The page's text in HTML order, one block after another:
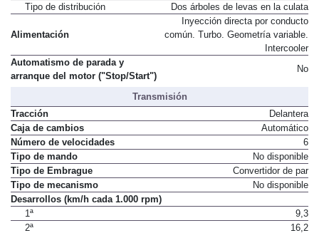
Tipo de distribución
Dos árboles de levas en la culata
Alimentación
Inyección directa por conducto
común. Turbo. Geometría variable.
Intercooler
Automatismo de parada y
arranque del motor ("Stop/Start")
No
Transmisión
Tracción
Delantera
Caja de cambios
Automático
Número de velocidades
6
Tipo de mando
No disponible
Tipo de Embrague
Convertidor de par
Tipo de mecanismo
No disponible
Desarrollos (km/h cada 1.000 rpm)
1ª
9,3
2ª
16,2